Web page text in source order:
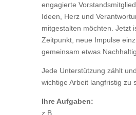
engagierte
Ideen, Herz und
mitgestalten möchten. Jetzt
Zeitpunkt, neue Impulse
gemeinsam etwas
Jede Unterstützung zählt
wichtige Arbeit langfristig zu
Ihre Aufgaben:
z.B.